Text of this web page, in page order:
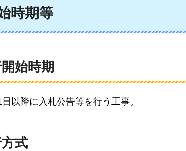
時期等
開始時期
以降に入札公告等を行う工事。
方式